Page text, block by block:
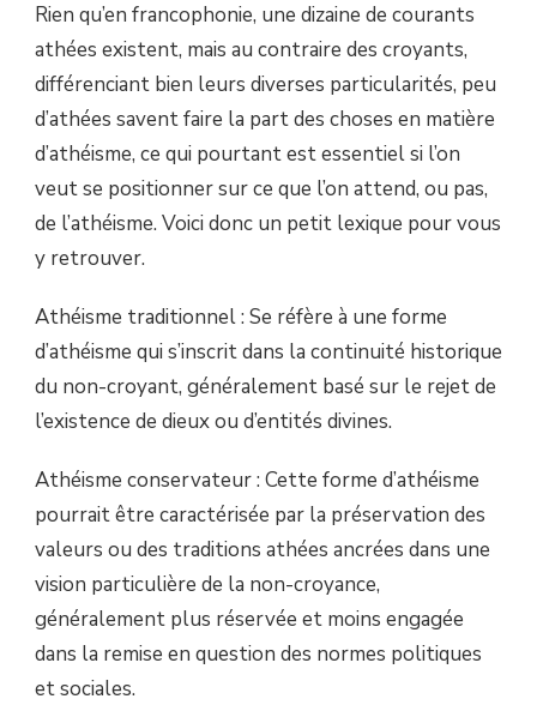
Rien qu’en francophonie, une dizaine de courants
athées existent, mais au contraire des croyants,
différenciant bien leurs diverses particularités, peu
d’athées savent faire la part des choses en matière
d’athéisme, ce qui pourtant est essentiel si l’on
veut se positionner sur ce que l’on attend, ou pas,
de l’athéisme. Voici donc un petit lexique pour vous
y retrouver.
Athéisme traditionnel : Se réfère à une forme
d’athéisme qui s’inscrit dans la continuité historique
du non-croyant, généralement basé sur le rejet de
l’existence de dieux ou d’entités divines.
Athéisme conservateur : Cette forme d’athéisme
pourrait être caractérisée par la préservation des
valeurs ou des traditions athées ancrées dans une
vision particulière de la non-croyance,
généralement plus réservée et moins engagée
dans la remise en question des normes politiques
et sociales.